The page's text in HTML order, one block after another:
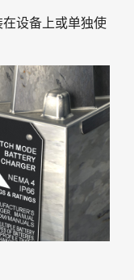
设备上或单独使